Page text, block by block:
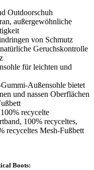
Outdoorschuh
außergewöhnliche
von Schmutz
Geruchskontrolle
für leichten und
Außensohle bietet
und nassen Oberflächen
recycelte
100% recyceltes,
recyceltes Mesh-Fußbett
Boots: